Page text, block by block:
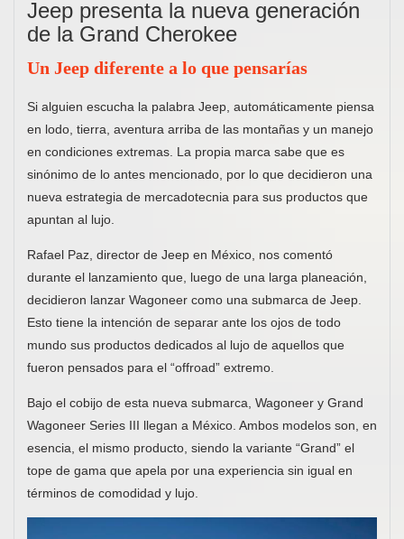
Jeep presenta la nueva generación
de la Grand Cherokee
Un Jeep diferente a lo que pensarías
Si alguien escucha la palabra Jeep, automáticamente piensa
en lodo, tierra, aventura arriba de las montañas y un manejo
en condiciones extremas. La propia marca sabe que es
sinónimo de lo antes mencionado, por lo que decidieron una
nueva estrategia de mercadotecnia para sus productos que
apuntan al lujo.
Rafael Paz, director de Jeep en México, nos comentó
durante el lanzamiento que, luego de una larga planeación,
decidieron lanzar Wagoneer como una submarca de Jeep.
Esto tiene la intención de separar ante los ojos de todo
mundo sus productos dedicados al lujo de aquellos que
fueron pensados para el “offroad” extremo.
Bajo el cobijo de esta nueva submarca, Wagoneer y Grand
Wagoneer Series III llegan a México. Ambos modelos son, en
esencia, el mismo producto, siendo la variante “Grand” el
tope de gama que apela por una experiencia sin igual en
términos de comodidad y lujo.